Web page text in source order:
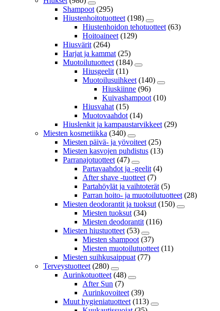
Shampoot (295)
Hiustenhoitotuotteet (198)
Hiustenhoidon tehotuotteet (63)
Hoitoaineet (129)
Hiusvärit (264)
Harjat ja kammat (25)
Muotoilutuotteet (184)
Hiusgeelit (11)
Muotoilusuihkeet (140)
Hiuskiinne (96)
Kuivashampoot (10)
Hiusvahat (15)
Muotovaahdot (14)
Hiuslenkit ja kampaustarvikkeet (29)
Miesten kosmetiikka (340)
Miesten päivä- ja yövoiteet (25)
Miesten kasvojen puhdistus (13)
Parranajotuotteet (47)
Partavaahdot ja -geelit (4)
After shave -tuotteet (7)
Partahöylät ja vaihtoterät (5)
Parran hoito- ja muotoilutuotteet (28)
Miesten deodorantit ja tuoksut (150)
Miesten tuoksut (34)
Miesten deodorantit (116)
Miesten hiustuotteet (53)
Miesten shampoot (37)
Miesten muotoilutuotteet (11)
Miesten suihkusaippuat (77)
Terveystuotteet (280)
Aurinkotuotteet (48)
After Sun (7)
Aurinkovoiteet (39)
Muut hygieniatuotteet (113)